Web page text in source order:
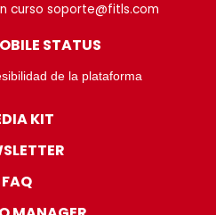
curso soporte@fitls.com
STATUS
de la plataforma
KIT
FAQ